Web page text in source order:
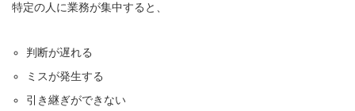
特定の人に業務が集中すると、
判断が遅れる
ミスが発生する
引き継ぎができない